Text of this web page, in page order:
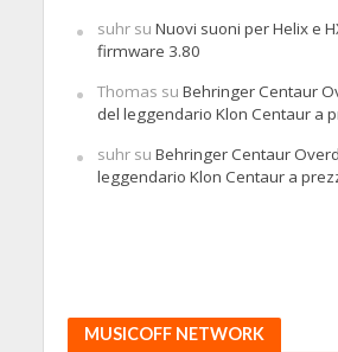
suhrsu Nuovi suoni per Helix e
firmware 3.80
Thomas su Behringer Centaur
del leggendario Klon Centaur a
suhrsu Behringer Centaur
leggendario Klon Centaur a
MUSICOFF NETWORK